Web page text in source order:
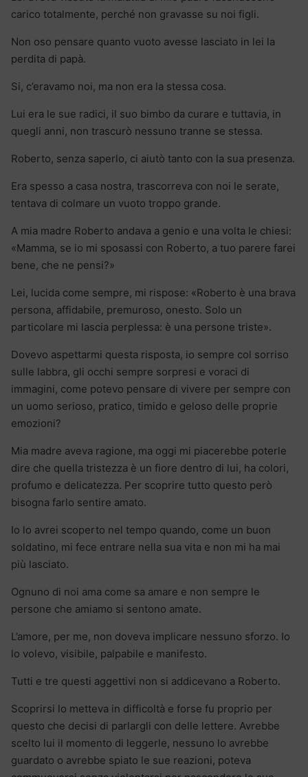
carico totalmente, perché non gravasse su noi figli.
Non oso pensare quanto vuoto avesse lasciato in lei la
perdita di papà.
Si, c’eravamo noi, ma non era la stessa cosa.
Lui era le sue radici, il suo bimbo da curare e tuttavia, in
quegli anni, non trascurò nessuno tranne se stessa.
Roberto, senza saperlo, ci aiutò tanto con la sua presenza.
Era spesso a casa nostra, trascorreva con noi le serate,
tentava di colmare un vuoto troppo grande.
A mia madre Roberto andava a genio e una volta le chiesi:
«Mamma, se io mi sposassi con Roberto, a tuo parere farei
bene, che ne pensi?»
Lei, lucida come sempre, mi rispose: «Roberto è una brava
persona, affidabile, premuroso, onesto. Solo un
particolare mi lascia perplessa: è una persone triste».
Dovevo aspettarmi questa risposta, io sempre col sorriso
sulle labbra, gli occhi sempre sorpresi e voraci di
immagini, come potevo pensare di vivere per sempre con
un uomo serioso, pratico, timido e geloso delle proprie
emozioni?
Mia madre aveva ragione, ma oggi mi piacerebbe poterle
dire che quella tristezza è un fiore dentro di lui, ha colori,
profumo e delicatezza. Per scoprire tutto questo però
bisogna farlo sentire amato.
Io lo avrei scoperto nel tempo quando, come un buon
soldatino, mi fece entrare nella sua vita e non mi ha mai
più lasciato.
Ognuno di noi ama come sa amare e non sempre le
persone che amiamo si sentono amate.
L’amore, per me, non doveva implicare nessuno sforzo. Io
lo volevo, visibile, palpabile e manifesto.
Tutti e tre questi aggettivi non si addicevano a Roberto.
Scoprirsi lo metteva in difficoltà e forse fu proprio per
questo che decisi di parlargli con delle lettere. Avrebbe
scelto lui il momento di leggerle, nessuno lo avrebbe
guardato o avrebbe spiato le sue reazioni, poteva